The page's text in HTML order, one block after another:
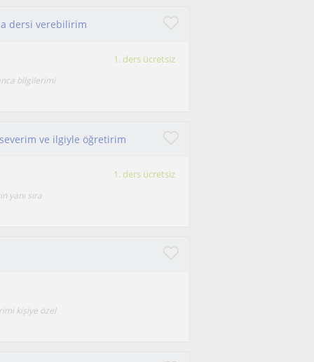
dersi verebilirim
1. ders ücretsiz
bilgilerimi
ve ilgiyle öğretirim
1. ders ücretsiz
yanı sıra
kişiye özel